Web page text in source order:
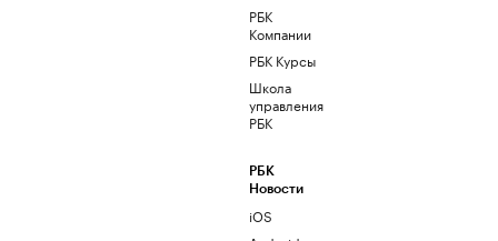
РБК
Компании
РБК Курсы
Школа
управления
РБК
РБК
Новости
iOS